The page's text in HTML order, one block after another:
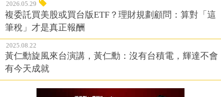
2026.05.29
複委託買美股或買台版ETF？理財規劃顧問：算對「這
筆稅」才是真正報酬
2025.08.22
黃仁勳旋風來台演講，黃仁勳：沒有台積電，輝達不會
有今天成就